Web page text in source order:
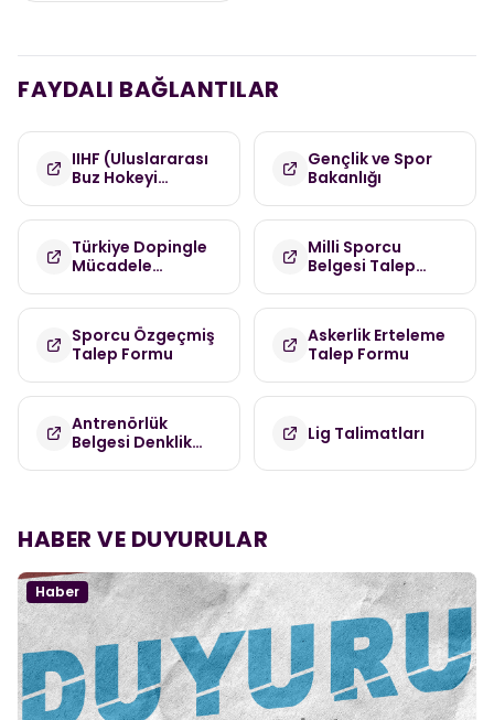
FAYDALI BAĞLANTILAR
IIHF (Uluslararası
Buz Hokeyi
Gençlik ve Spor
Bakanlığı
Türkiye Dopingle
Mücadele
(TDMK)
Milli Sporcu
Belgesi Talep
Sporcu Özgeçmiş
Talep Formu
Askerlik Erteleme
Talep Formu
Antrenörlük
Belgesi Denklik
Lig Talimatları
HABER VE DUYURULAR
Haber